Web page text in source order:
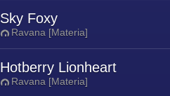
Sky Foxy
Ravana [Materia]
Hotberry Lionheart
Ravana [Materia]